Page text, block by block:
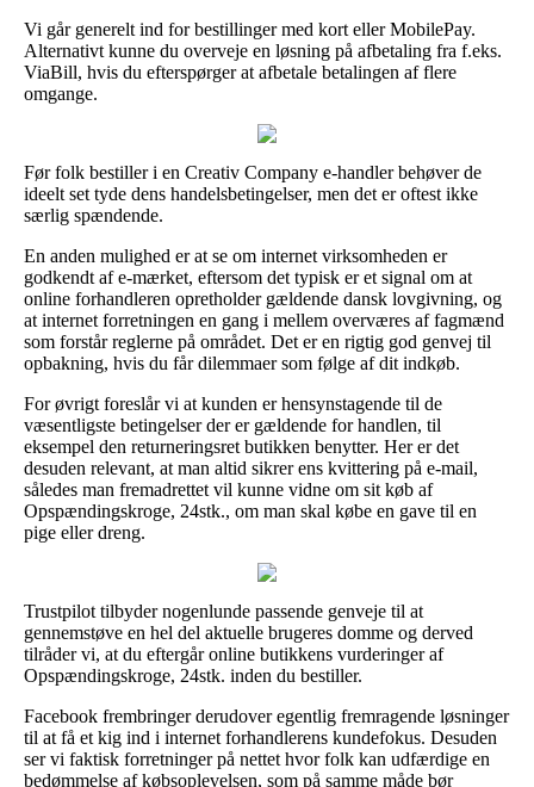
Vi går generelt ind for bestillinger med kort eller MobilePay.
Alternativt kunne du overveje en løsning på afbetaling fra f.eks.
ViaBill, hvis du efterspørger at afbetale betalingen af flere
omgange.
Før folk bestiller i en Creativ Company e-handler behøver de
ideelt set tyde dens handelsbetingelser, men det er oftest ikke
særlig spændende.
En anden mulighed er at se om internet virksomheden er
godkendt af e-mærket, eftersom det typisk er et signal om at
online forhandleren opretholder gældende dansk lovgivning, og
at internet forretningen en gang i mellem overværes af fagmænd
som forstår reglerne på området. Det er en rigtig god genvej til
opbakning, hvis du får dilemmaer som følge af dit indkøb.
For øvrigt foreslår vi at kunden er hensynstagende til de
væsentligste betingelser der er gældende for handlen, til
eksempel den returneringsret butikken benytter. Her er det
desuden relevant, at man altid sikrer ens kvittering på e-mail,
således man fremadrettet vil kunne vidne om sit køb af
Opspændingskroge, 24stk., om man skal købe en gave til en
pige eller dreng.
Trustpilot tilbyder nogenlunde passende genveje til at
gennemstøve en hel del aktuelle brugeres domme og derved
tilråder vi, at du eftergår online butikkens vurderinger af
Opspændingskroge, 24stk. inden du bestiller.
Facebook frembringer derudover egentlig fremragende løsninger
til at få et kig ind i internet forhandlerens kundefokus. Desuden
ser vi faktisk forretninger på nettet hvor folk kan udfærdige en
bedømmelse af købsoplevelsen, som på samme måde bør